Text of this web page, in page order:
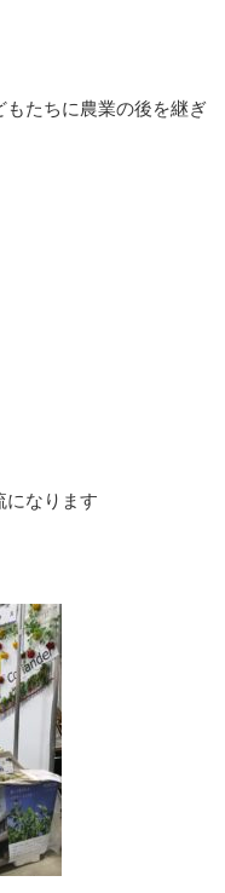
たちに農業の後を継ぎ
になります